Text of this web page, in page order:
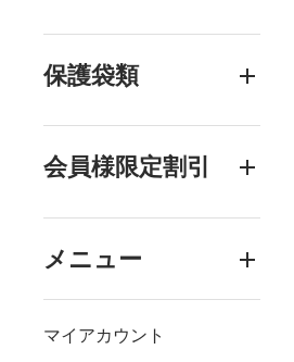
保護袋類
会員様限定割引
メニュー
マイアカウント